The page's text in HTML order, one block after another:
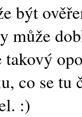
být
může
takový
co se
:)